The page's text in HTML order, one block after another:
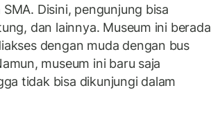
Disini, pengunjung bisa
dan lainnya. Museum ini berada
dengan muda dengan bus
museum ini baru saja
tidak bisa dikunjungi dalam